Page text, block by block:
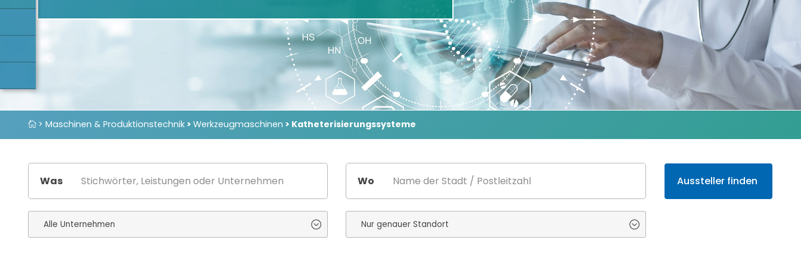
> Maschinen & Produktionstechnik > Werkzeugmaschinen > Katheterisierungssysteme
Was Wo